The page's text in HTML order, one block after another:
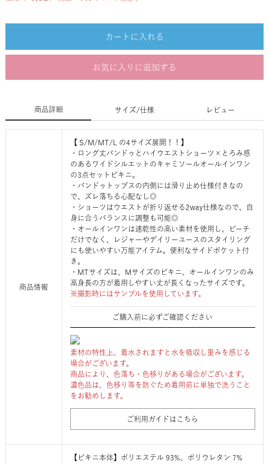
カートに入れる
お気に入りに追加する
商品詳細 サイズ/仕様 レビュー
商品情報
【 S/M/MT/L の4サイズ展開！！】
・ロング丈バンドゥとハイウエストショーツ×とろみ感
のあるワイドシルエットのキャミソールオールインワン
の3点セットビキニ。
・バンドゥトップスの内側には滑り止め仕様付きなの
で、ズレ落ちる心配なし◎
・ショーツはウエストが折り返せる2way仕様なので、自
身に合うバランスに調整も可能◎
・オールインワンは速乾性の高い素材を使用し、ビーチ
だけでなく、レジャーやデイリーユースのスタイリング
にも使いやすい万能アイテム。便利なサイドポケット付
き。
・MTサイズは、Mサイズのビキニ、オールインワンのみ
高身長の方が着用しやすい丈が長くなったサイズです。
※撮影時にはサンプルを使用しています。
ご購入前に必ずご確認ください
素材の特性上、着水されますと水を吸収し重みを感じる
場合がございます。
商品により、色落ち・色移りがある場合がございます。
濃色品は、色移り等を防ぐため着用前に単独で洗うこと
をお勧めします。
ご利用ガイドはこちら
【ビキニ本体】ポリエステル 93%、ポリウレタン 7%